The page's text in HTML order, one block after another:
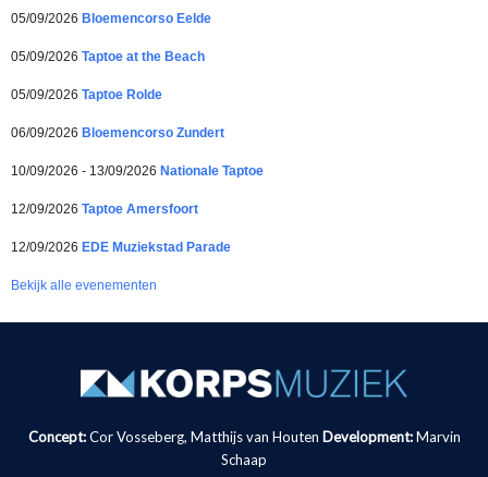
05/09/2026 Bloemencorso Eelde
05/09/2026 Taptoe at the Beach
05/09/2026 Taptoe Rolde
06/09/2026 Bloemencorso Zundert
10/09/2026 - 13/09/2026 Nationale Taptoe
12/09/2026 Taptoe Amersfoort
12/09/2026 EDE Muziekstad Parade
Bekijk alle evenementen
Concept:Cor Vosseberg, Matthijs van Houten Development: Marvin
Schaap